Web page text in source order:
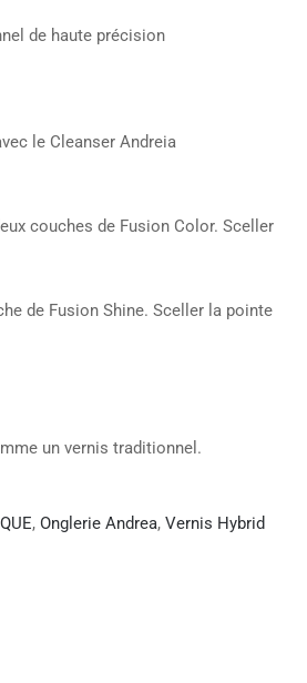
de haute précision
le Cleanser Andreia
couches de Fusion Color. Sceller
de Fusion Shine. Sceller la pointe
un vernis traditionnel.
, Onglerie Andrea, Vernis Hybrid